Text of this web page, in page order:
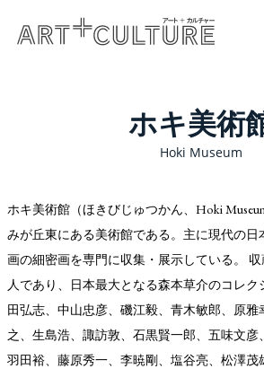
ホキ美術
Hoki Museum
ホキ美術館（ほきびじゅつかん、Hoki
みが丘東にある美術館である。主に現代の
画の細密画を専門に収集・展示している。
人であり、日本最大となる森本草介のコレク
田弘志、中山忠彦、磯江毅、青木敏郎、原
之、生島浩、諏訪敦、石黒賢一郎、五味文彦
羽田裕、藤原秀一、李暁剛、塩谷亮、松澤